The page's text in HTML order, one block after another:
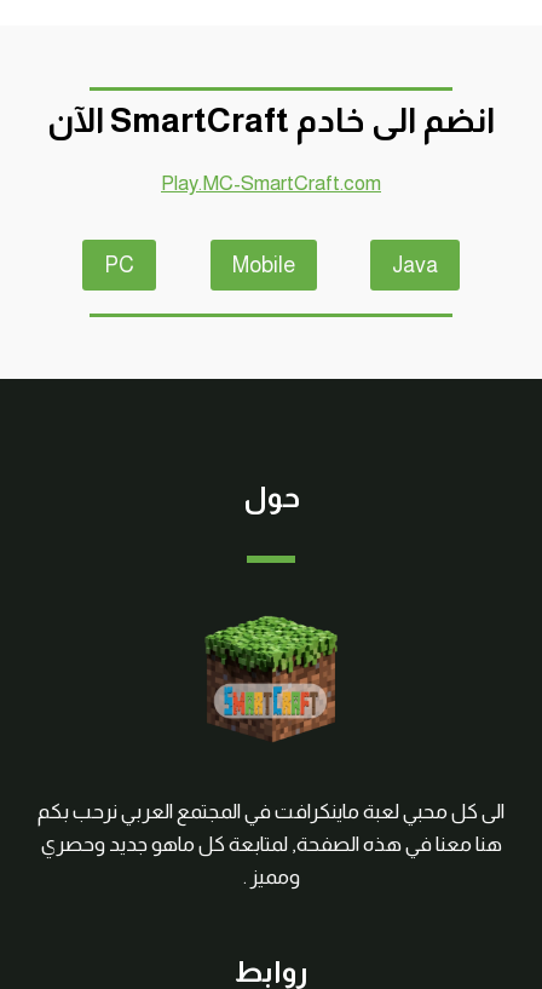
انضم الى خادم SmartCraft الآن
Play.MC-SmartCraft.com
Java
Mobile
PC
حول
الى كل محبي لعبة ماينكرافت في المجتمع العربي نرحب بكم
هنا معنا في هذه الصفحة, لمتابعة كل ماهو جديد وحصري
ومميز .
روابط